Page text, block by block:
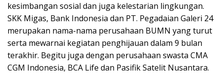
kesimbangan sosial dan juga kelestarian lingkungan.
SKK Migas, Bank Indonesia dan PT. Pegadaian Galeri 24
merupakan nama-nama perusahaan BUMN yang turut
serta mewarnai kegiatan penghijauan dalam 9 bulan
terakhir. Begitu juga dengan perusahaan swasta CMA
CGM Indonesia, BCA Life dan Pasifik Satelit Nusantara.